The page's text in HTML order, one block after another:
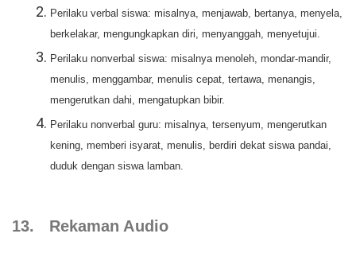
Perilaku verbal siswa: misalnya, menjawab, bertanya, menyela,
berkelakar, mengungkapkan diri, menyanggah, menyetujui.
Perilaku nonverbal siswa: misalnya menoleh, mondar-mandir,
menulis, menggambar, menulis cepat, tertawa, menangis,
mengerutkan dahi, mengatupkan bibir.
Perilaku nonverbal guru: misalnya, tersenyum, mengerutkan
kening, memberi isyarat, menulis, berdiri dekat siswa pandai,
duduk dengan siswa lamban.
13. Rekaman Audio